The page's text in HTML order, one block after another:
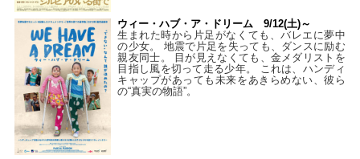
ウィー・ハブ・ア・ドリーム 9/12(土)～
生まれた時から片足がなくても、バレエに夢中
の少女。 地震で片足を失っても、ダンスに励む
親友同士。 目が見えなくても、金メダリストを
目指し風を切って走る少年。 これは、ハンディ
キャップがあっても未来をあきらめない、彼ら
の“真実の物語”。